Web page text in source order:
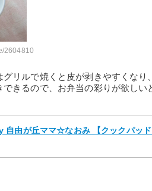
2604810
リルで焼くと皮が剥きやすくなり
きるので、お弁当の彩りが欲し
自由が丘ママ☆なおみ 【クックパッ